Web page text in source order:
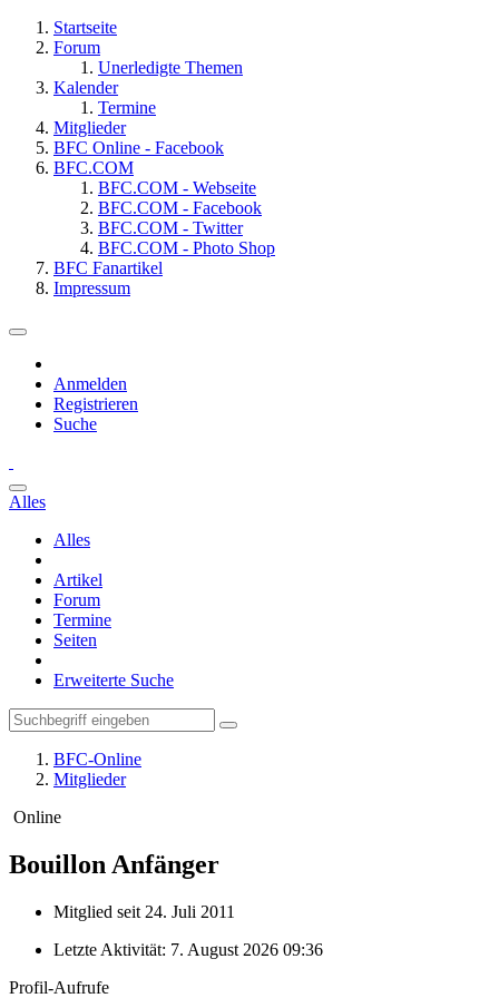
Startseite
Forum
Unerledigte Themen
Kalender
Termine
Mitglieder
BFC Online - Facebook
BFC.COM
BFC.COM - Webseite
BFC.COM - Facebook
BFC.COM - Twitter
BFC.COM - Photo Shop
BFC Fanartikel
Impressum
Anmelden
Registrieren
Suche
Alles
Alles
Artikel
Forum
Termine
Seiten
Erweiterte Suche
BFC-Online
Mitglieder
Online
Bouillon Anfänger
Mitglied seit 24. Juli 2011
Letzte Aktivität: 7. August 2026 09:36
Profil-Aufrufe